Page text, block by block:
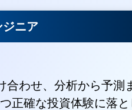
ニア
合わせ、分析から予測
正確な投資体験に落と